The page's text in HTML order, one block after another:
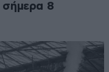
σήμερα 8